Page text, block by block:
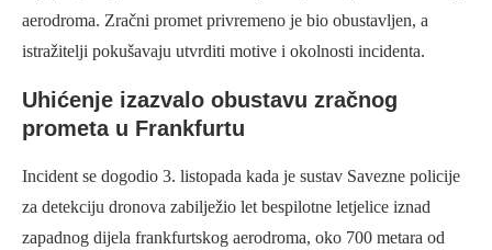
aerodroma. Zračni promet privremeno je bio obustavljen, a
istražitelji pokušavaju utvrditi motive i okolnosti incidenta.
Uhićenje izazvalo obustavu zračnog
prometa u Frankfurtu
Incident se dogodio 3. listopada kada je sustav Savezne policije
za detekciju dronova zabilježio let bespilotne letjelice iznad
zapadnog dijela frankfurtskog aerodroma, oko 700 metara od